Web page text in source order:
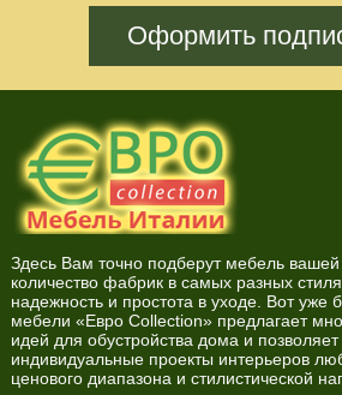
Оформить
Здесь Вам точно подберут мебель
количество фабрик в самых разных
надежность и простота в уходе. Вот уже
мебели «Евро Collection» предлагает
идей для обустройства дома и
индивидуальные проекты интерьеров
ценового диапазона и стилистической